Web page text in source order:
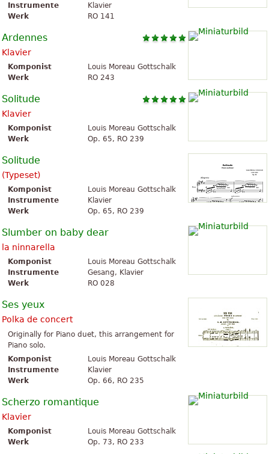
Instrumente
Klavier
Werk
RO 141
Ardennes
Klavier
Komponist
Louis Moreau Gottschalk
Werk
RO 243
Solitude
Klavier
Komponist
Louis Moreau Gottschalk
Werk
Op. 65, RO 239
Solitude
(Typeset)
Komponist
Louis Moreau Gottschalk
Instrumente
Klavier
Werk
Op. 65, RO 239
Slumber on baby dear
la ninnarella
Komponist
Louis Moreau Gottschalk
Instrumente
Gesang, Klavier
Werk
RO 028
Ses yeux
Polka de concert
Originally for Piano duet, this arrangement for
Piano solo.
Komponist
Louis Moreau Gottschalk
Instrumente
Klavier
Werk
Op. 66, RO 235
Scherzo romantique
Klavier
Komponist
Louis Moreau Gottschalk
Werk
Op. 73, RO 233